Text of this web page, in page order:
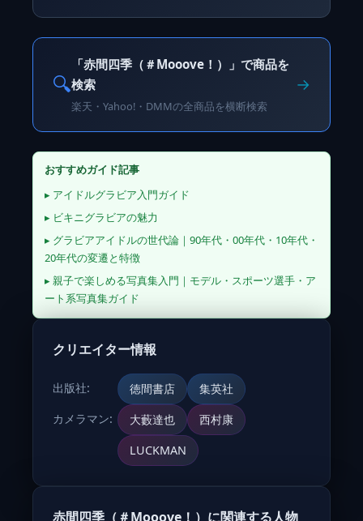
🔍
「赤間四季（＃Mooove！）」で商品を
検索
楽天・Yahoo!・DMMの全商品を横断検索
→
おすすめガイド記事
▸ アイドルグラビア入門ガイド
▸ ビキニグラビアの魅力
▸ グラビアアイドルの世代論｜90年代・00年代・10年代・
20年代の変遷と特徴
▸ 親子で楽しめる写真集入門｜モデル・スポーツ選手・ア
ート系写真集ガイド
クリエイター情報
出版社: 徳間書店
集英社
カメラマン:
大藪達也
西村康
LUCKMAN
赤間四季（＃Mooove！）に関連する人物